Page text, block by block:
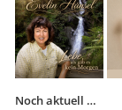
Noch aktuell …